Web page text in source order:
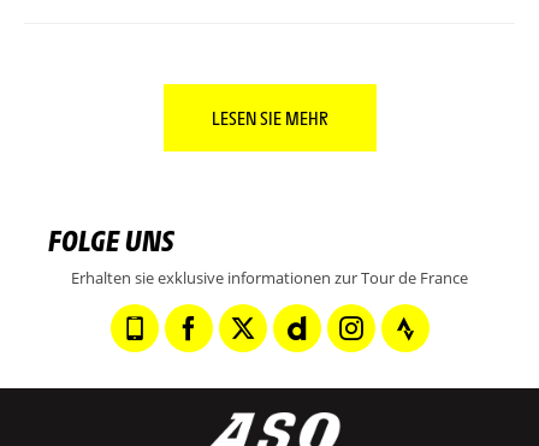
LESEN SIE MEHR
FOLGE UNS
Erhalten sie exklusive informationen zur Tour de France